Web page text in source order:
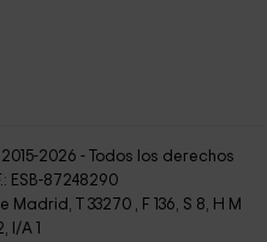
2015-2026 - Todos los derechos
ESB-87248290
T 33270 , F 136, S 8, H M
I/A 1